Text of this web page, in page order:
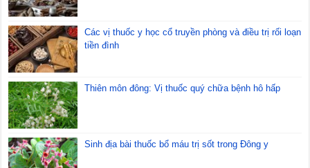
Các vị thuốc y học cổ truyền phòng và điều trị rối loạn
tiền đình
Thiên môn đông: Vị thuốc quý chữa bệnh hô hấp
Sinh địa bài thuốc bổ máu trị sốt trong Đông y